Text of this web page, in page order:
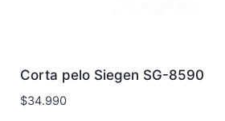
Corta pelo Siegen SG-8590
$34.990